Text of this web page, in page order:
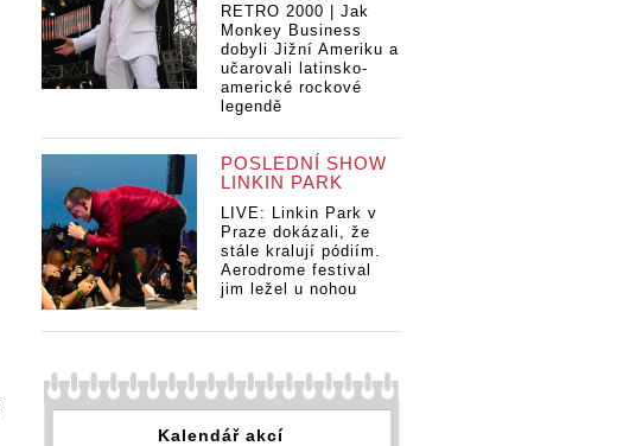
Ozzy Osbourne
pracuje na
novém projektu,
vydá skladby
nahrané s
Hawkinsem
Ozzy Osbourne
pracuje na
novém projektu,
nahrané s
Hawkinsem
RETRO 2000 | Jak
Monkey Business
dobyli Jižní Ameriku a
učarovali latinsko-
americké rockové
legendě
POSLEDNÍ SHOW
LINKIN PARK
LIVE: Linkin Park v
Praze dokázali, že
stále kralují pódiím.
Aerodrome festival
jim ležel u nohou
Kalendář akcí